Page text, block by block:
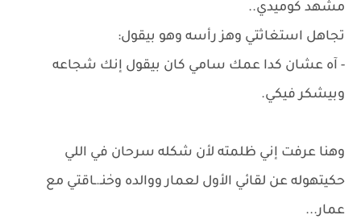
مشهد كوميدي..
تجاهل استغاثتي وهز رأسه وهو بيقول:
- آه عشان كدا عمك سامي كان بيقول إنك شجاعه
وبيشكر فيكي.
وهنا عرفت إني ظلمته لأن شكله سرحان في اللي
حكيتهوله عن لقائي الأول لعمار ووالده وحٰنـ.ـاقتي مع
عمار...